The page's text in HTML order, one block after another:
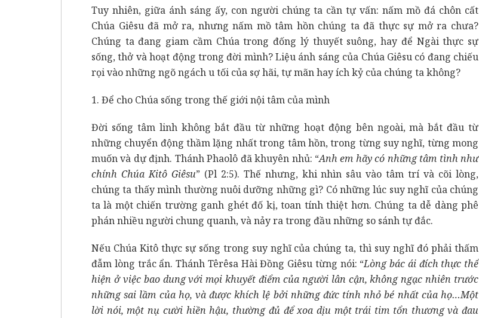
Tuy nhiên, giữa ánh sáng ấy, con người chúng ta cần tự vấn: nấm mồ đá chôn cất
Chúa Giêsu đã mở ra, nhưng nấm mồ tâm hồn chúng ta đã thực sự mở ra chưa?
Chúng ta đang giam cầm Chúa trong đống lý thuyết suông, hay để Ngài thực sự
sống, thở và hoạt động trong đời mình? Liệu ánh sáng của Chúa Giêsu có đang chiếu
rọi vào những ngõ ngách u tối của sợ hãi, tự mãn hay ích kỷ của chúng ta không?
1. Để cho Chúa sống trong thế giới nội tâm của mình
Đời sống tâm linh không bắt đầu từ những hoạt động bên ngoài, mà bắt đầu từ
những chuyển động thầm lặng nhất trong tâm hồn, trong từng suy nghĩ, từng mong
muốn và dự định. Thánh Phaolô đã khuyên nhủ: “Anh em hãy có những tâm tình như
chính Chúa Kitô Giêsu” (Pl 2:5). Thế nhưng, khi nhìn sâu vào tâm trí và cõi lòng,
chúng ta thấy mình thường nuôi dưỡng những gì? Có những lúc suy nghĩ của chúng
ta là một chiến trường ganh ghét đố kị, toan tính thiệt hơn. Chúng ta dễ dàng phê
phán nhiều người chung quanh, và nảy ra trong đầu những so sánh tự đắc.
Nếu Chúa Kitô thực sự sống trong suy nghĩ của chúng ta, thì suy nghĩ đó phải thấm
đẫm lòng trắc ẩn. Thánh Têrêsa Hài Đồng Giêsu từng nói: “Lòng bác ái đích thực thể
hiện ở việc bao dung với mọi khuyết điểm của người lân cận, không ngạc nhiên trước
những sai lầm của họ, và được khích lệ bởi những đức tính nhỏ bé nhất của họ…Một
lời nói, một nụ cười hiền hậu, thường đủ để xoa dịu một trái tim tổn thương và đau